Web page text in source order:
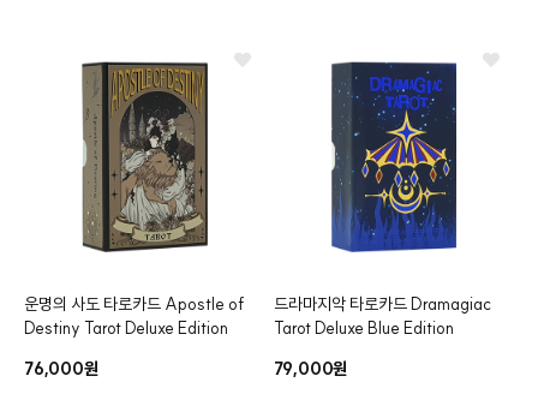
카드
운명의 사도 타로카드 Apostle of
Destiny Tarot Deluxe Edition
76,000원
드라마지악 타로카드 Dramagiac
Tarot Deluxe Blue Edition
79,000원